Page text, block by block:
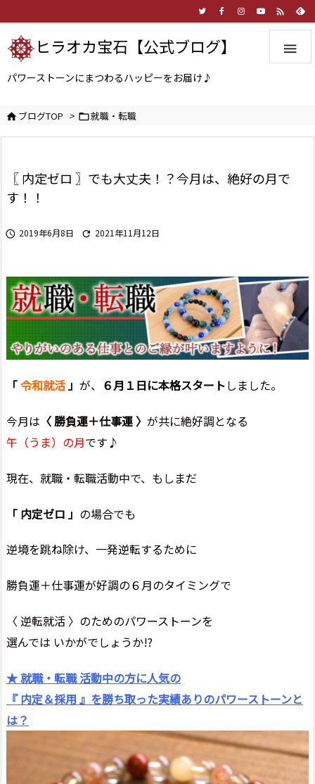


ヒラオカ宝石【公式ブログ】
パワーストーンにまつわるハッピーをお届け♪
ブログTOP > 就職・転職
〖 内定ゼロ 〗でも大丈夫！？今月は、絶好の月で
す！！
 2019年6月8日  2021年11月12日
「令和就活」 が、 ６月１日に本格スタートしました。
今月は 〈 勝負運＋仕事運 〉 が共に絶好調となる
午（うま）の月です♪
現在、就職・転職活動中で、もしまだ
「 内定ゼロ 」 の場合でも
逆境を跳ね除け、一発逆転するために
勝負運＋仕事運が好調の６月のタイミングで
〈 逆転就活 〉のためのパワーストーンを
選んでは いかがでしょうか!?
★ 就職・転職 活動中の方に人気の
『 内定＆採用 』を勝ち取った実績ありのパワーストーンと
は？